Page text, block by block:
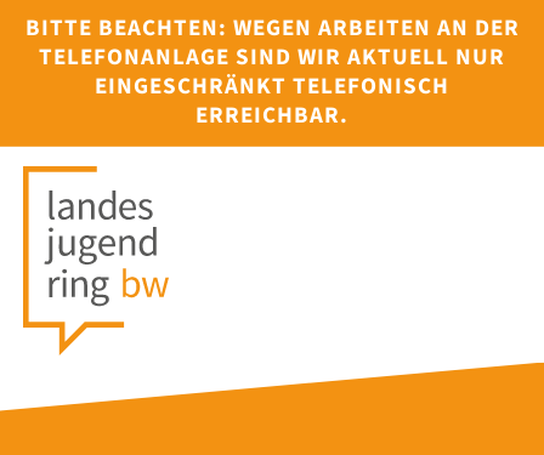
BITTE BEACHTEN: WEGEN ARBEITEN AN DER
TELEFONANLAGE SIND WIR AKTUELL NUR
EINGESCHRÄNKT TELEFONISCH
ERREICHBAR.